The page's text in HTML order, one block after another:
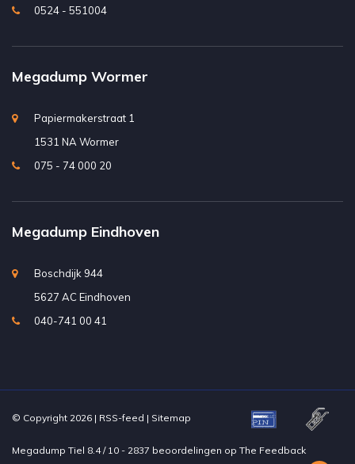
0524 - 551004
Megadump Wormer
Papiermakerstraat 1
1531 NA Wormer
075 - 74 000 20
Megadump Eindhoven
Boschdijk 944
5627 AC Eindhoven
040-741 00 41
© Copyright 2026 | RSS-feed | Sitemap
Megadump Tiel 8.4/ 10 - 2837 beoordelingen op The Feedback